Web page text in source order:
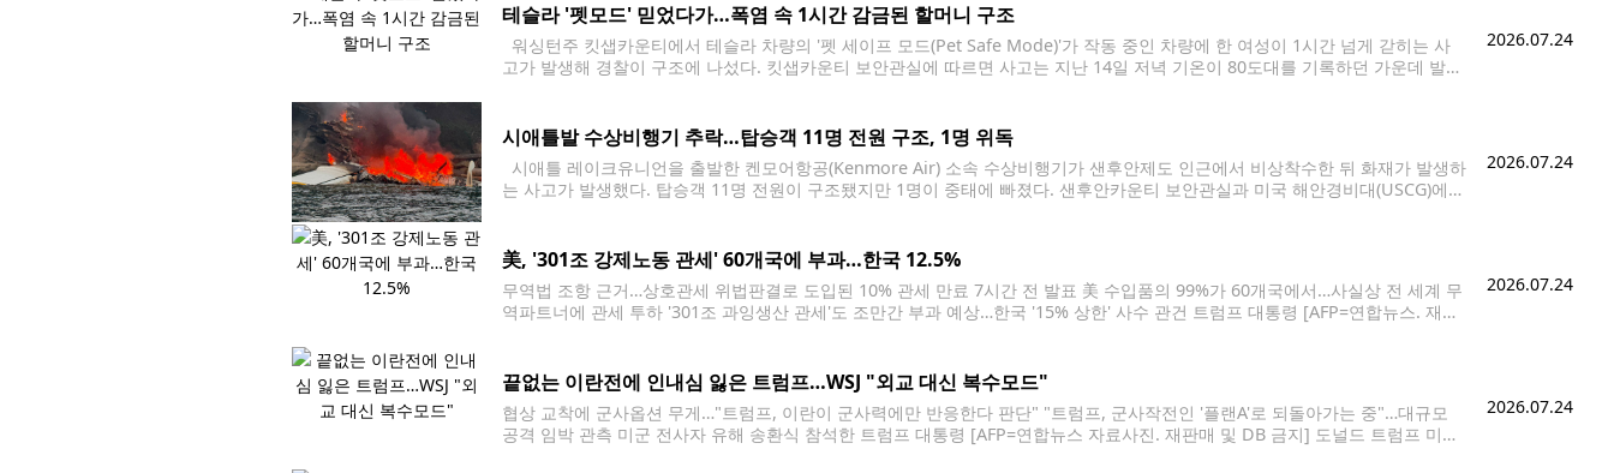
테슬라 '펫모드' 믿었다가…폭염 속 1시간 감금된 할머니 구조
워싱턴주 킷샙카운티에서 테슬라 차량의 '펫 세이프 모드(Pet Safe Mode)'가 작동 중인 차량에 한 여성이 1시간 넘게 갇히는 사
고가 발생해 경찰이 구조에 나섰다. 킷샙카운티 보안관실에 따르면 사고는 지난 14일 저녁 기온이 80도대를 기록하던 가운데 발생
2026.07.24
시애틀발 수상비행기 추락…탑승객 11명 전원 구조, 1명 위독
시애틀 레이크유니언을 출발한 켄모어항공(Kenmore Air) 소속 수상비행기가 샌후안제도 인근에서 비상착수한 뒤 화재가 발생하
는 사고가 발생했다. 탑승객 11명 전원이 구조됐지만 1명이 중태에 빠졌다. 샌후안카운티 보안관실과 미국 해안경비대(USCG)에
2026.07.24
美, '301조 강제노동 관세' 60개국에 부과…한국 12.5%
무역법 조항 근거…상호관세 위법판결로 도입된 10% 관세 만료 7시간 전 발표 美 수입품의 99%가 60개국에서…사실상 전 세계 무
역파트너에 관세 투하 '301조 과잉생산 관세'도 조만간 부과 예상…한국 '15% 상한' 사수 관건 트럼프 대통령 [AFP=연합뉴스. 재판
2026.07.24
끝없는 이란전에 인내심 잃은 트럼프…WSJ "외교 대신 복수모드"
협상 교착에 군사옵션 무게…"트럼프, 이란이 군사력에만 반응한다 판단" "트럼프, 군사작전인 '플랜A'로 되돌아가는 중"…대규모
공격 임박 관측 미군 전사자 유해 송환식 참석한 트럼프 대통령 [AFP=연합뉴스 자료사진. 재판매 및 DB 금지] 도널드 트럼프 미국
2026.07.24